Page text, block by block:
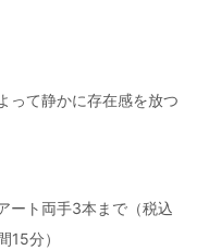
って静かに存在感を放つ
ート両手3本まで（税込
15分）